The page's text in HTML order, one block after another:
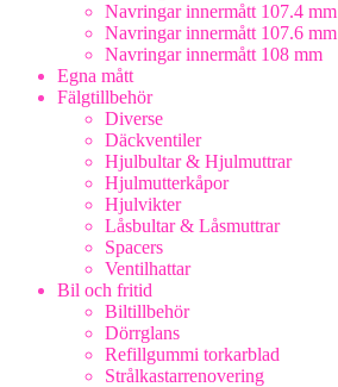
Navringar innermått 107.4 mm
Navringar innermått 107.6 mm
Navringar innermått 108 mm
Egna mått
Fälgtillbehör
Diverse
Däckventiler
Hjulbultar & Hjulmuttrar
Hjulmutterkåpor
Hjulvikter
Låsbultar & Låsmuttrar
Spacers
Ventilhattar
Bil och fritid
Biltillbehör
Dörrglans
Refillgummi torkarblad
Strålkastarrenovering